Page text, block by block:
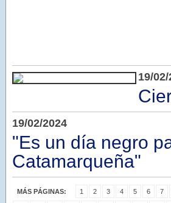
19/
19/02/2024
"Es un día negro
Catamarqueña"
MÁS PÁGINAS: 1 2 3 4 5 6 7